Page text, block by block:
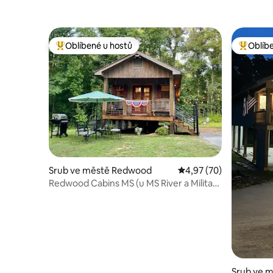
Nejlepší v kategorii Oblíbené u hostů
Oblíbené u hostů
Srub ve městě Redwood Průměrné hodnocení
4,97 (70)
Redwood Cabins MS (u MS River a Military
Nejlepší